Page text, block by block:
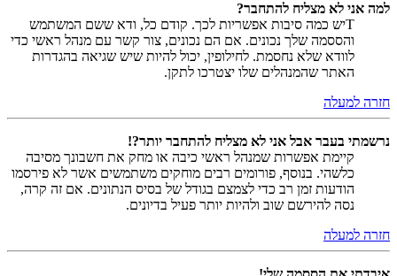
למה אני לא מצליח להתחבר?
Tיש כמה סיבות אפשריות לכך. קודם כל, ודא ששם המשתמש
והססמה שלך נכונים. אם הם נכונים, צור קשר עם מנהל ראשי כדי
לוודא שלא נחסמת. לחילופין, יכול להיות שיש שגיאה בהגדרות
האתר שהמנהלים שלו יצטרכו לתקן.
חזרה למעלה
נרשמתי בעבר אבל אני לא מצליח להתחבר יותר?!
קיימת אפשרות שמנהל ראשי כיבה או מחק את חשבונך מסיבה
כלשהי. בנוסף, פורומים רבים מוחקים משתמשים אשר לא פירסמו
הודעות זמן רב כדי לצמצם בגודל של בסיס הנתונים. אם זה קרה,
נסה להירשם שוב ולהיות יותר פעיל בדיונים.
חזרה למעלה